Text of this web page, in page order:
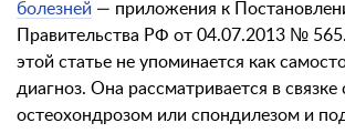
болезней — приложения к
Правительства РФ от 04.07.2013 №
этой статье не упоминается как
диагноз. Она рассматривается в связке
остеохондрозом или спондилезом и